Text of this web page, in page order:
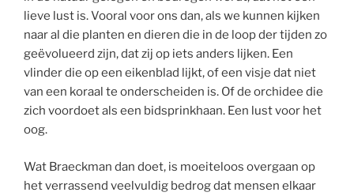
lieve lust is. Vooral voor ons dan, als we kunnen kijken
naar al die planten en dieren die in de loop der tijden zo
geëvolueerd zijn, dat zij op iets anders lijken. Een
vlinder die op een eikenblad lijkt, of een visje dat niet
van een koraal te onderscheiden is. Of de orchidee die
zich voordoet als een bidsprinkhaan. Een lust voor het
oog.
Wat Braeckman dan doet, is moeiteloos overgaan op
het verrassend veelvuldig bedrog dat mensen elkaar